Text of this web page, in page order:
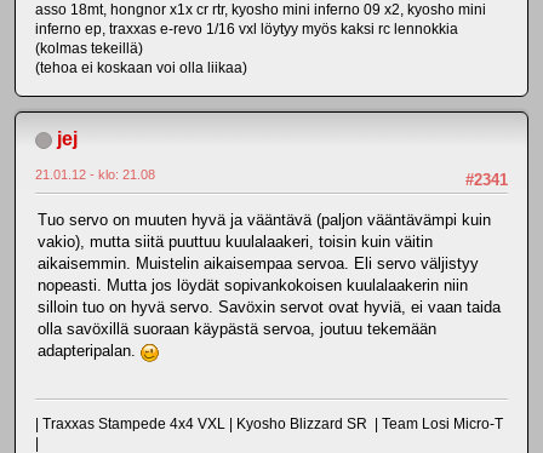
asso 18mt, hongnor x1x cr rtr, kyosho mini inferno 09 x2, kyosho mini
inferno ep, traxxas e-revo 1/16 vxl löytyy myös kaksi rc lennokkia
(kolmas tekeillä)
(tehoa ei koskaan voi olla liikaa)
jej
#2341
21.01.12 - klo: 21.08
Tuo servo on muuten hyvä ja vääntävä (paljon vääntävämpi kuin
vakio), mutta siitä puuttuu kuulalaakeri, toisin kuin väitin
aikaisemmin. Muistelin aikaisempaa servoa. Eli servo väljistyy
nopeasti. Mutta jos löydät sopivankokoisen kuulalaakerin niin
silloin tuo on hyvä servo. Savöxin servot ovat hyviä, ei vaan taida
olla savöxillä suoraan käypästä servoa, joutuu tekemään
adapteripalan.
| Traxxas Stampede 4x4 VXL | Kyosho Blizzard SR | Team Losi Micro-T
|